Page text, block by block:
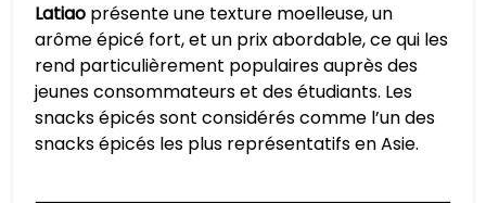
Latiao présente une texture moelleuse, un
arôme épicé fort, et un prix abordable, ce qui les
rend particulièrement populaires auprès des
jeunes consommateurs et des étudiants. Les
snacks épicés sont considérés comme l’un des
snacks épicés les plus représentatifs en Asie.